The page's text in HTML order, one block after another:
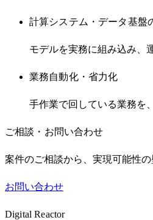
計算システム・データ基盤
モデルを実務に組み込み、
業務自動化・省力化
手作業で回している業務を
ご相談・お問い合わせ
案件のご相談から、実現可能性
お問い合わせ
Digital Reactor